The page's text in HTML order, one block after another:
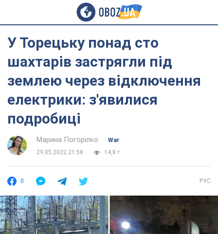
У Торецьку понад сто
шахтарів застрягли під
землею через відключення
електрики: з'явилися
подробиці
Марина Погорілко
War
29.05.2022 21:58
14,8 т.
0 РУС